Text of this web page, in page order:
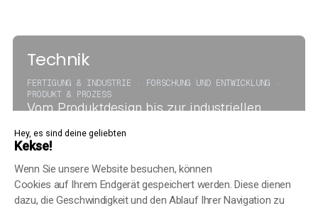
Hey, es sind deine geliebten
Kekse!
Wenn Sie unsere Website besuchen, können
Cookies auf Ihrem Endgerät gespeichert werden. Diese dienen
dazu, die Geschwindigkeit und den Ablauf Ihrer Navigation zu
Technik
FERTIGUNG & INDUSTRIE · FORSCHUNG UND ENTWICKLUNG ·
PRODUKT & PROZESS
Vom Produktdesign bis zur industriellen
dabei, die Entwicklung zu beschleunigen, die
Zuverlässigkeit zu verbessern und
Innovationen auf den Markt zu bringen.